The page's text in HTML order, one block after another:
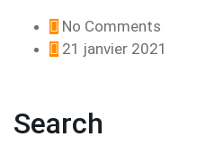
No Comments
21 janvier 2021
Search